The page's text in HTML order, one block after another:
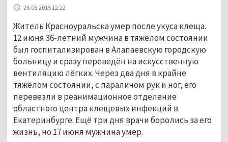
26.06.2015 12:22
Житель Красноуральска умер после укуса клеща.
12 июня 36-летний мужчина в тяжёлом состоянии
был госпитализирован в Алапаевскую городскую
больницу и сразу переведён на искусственную
вентиляцию лёгких. Через два дня в крайне
тяжёлом состоянии, с параличом рук и ног, его
перевезли в реанимационное отделение
областного центра клещевых инфекций в
Екатеринбурге. Ещё три дня врачи боролись за его
жизнь, но 17 июня мужчина умер.